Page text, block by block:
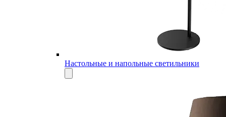
Настольные и напольные светильники